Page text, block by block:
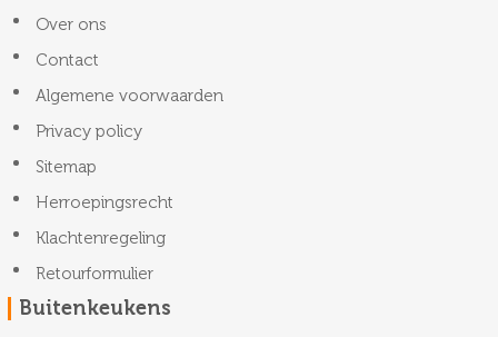
Over ons
Contact
Algemene voorwaarden
Privacy policy
Sitemap
Herroepingsrecht
Klachtenregeling
Retourformulier
Buitenkeukens